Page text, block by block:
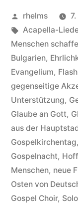
beim
2018
in
Karlsruhe“
Veröffentlicht
von
rhelms
Schlagwörter:
Acapella-
Menschen
Bulgarien,
Evangelium,
gegenseitige
Unterstützung,
Glaube an Gott,
aus der
Gospelkirchentag,
Gospelnacht,
Menschen, neue
Osten von
Gospel Choir, Solo